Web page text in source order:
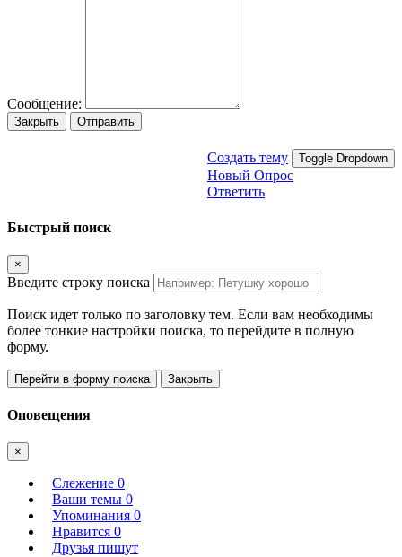
Сообщение:
Закрыть Отправить
Создать тему Toggle Dropdown
Новый Опрос
Ответить
Быстрый поиск
×
Введите строку поиска
Поиск идет только по заголовку тем. Если вам необходимы
более тонкие настройки поиска, то перейдите в полную
форму.
Перейти в форму поиска Закрыть
Оповещения
×
Слежение 0
Ваши темы 0
Упоминания 0
Нравится 0
Друзья пишут